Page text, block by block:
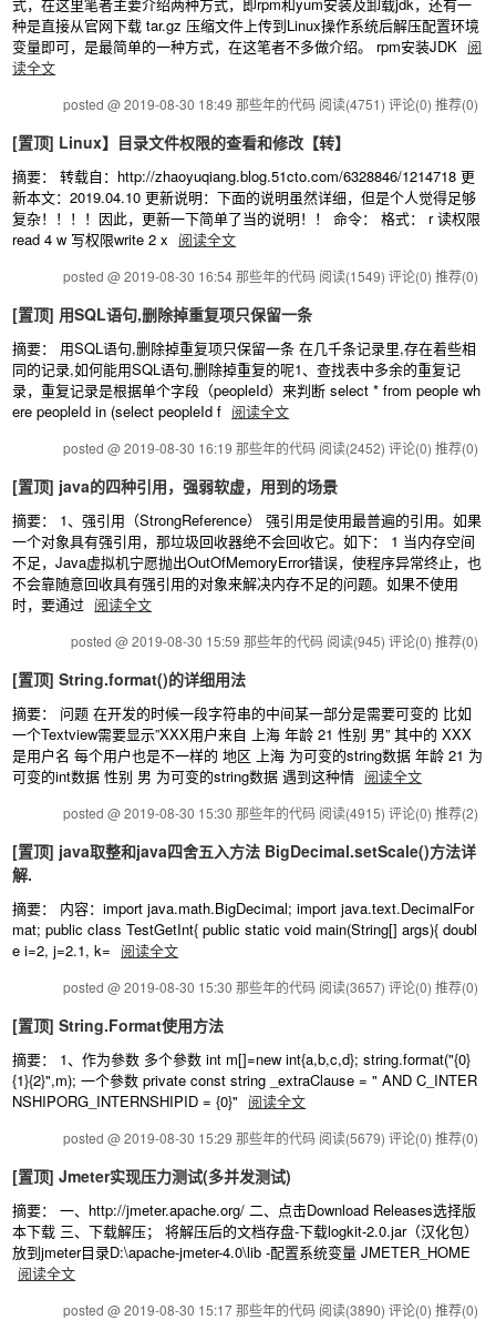
种是直接从官网下载 tar.gz 压缩文件上传到Linux操作系统后解压配置环境
变量即可，是最简单的一种方式，在这笔者不多做介绍。 rpm安装JDK 阅
读全文
posted @ 2019-08-30 18:49 那些年的代码 阅读(4751) 评论(0) 推荐(0)
[置顶] Linux】目录文件权限的查看和修改【转】
摘要： 转载自：http://zhaoyuqiang.blog.51cto.com/6328846/1214718 更
新本文：2019.04.10 更新说明：下面的说明虽然详细，但是个人觉得足够
复杂！！！！因此，更新一下简单了当的说明！！ 命令： 格式： r 读权限
read 4 w 写权限write 2 x 阅读全文
posted @ 2019-08-30 16:54 那些年的代码 阅读(1549) 评论(0) 推荐(0)
[置顶] 用SQL语句,删除掉重复项只保留一条
摘要： 用SQL语句,删除掉重复项只保留一条 在几千条记录里,存在着些相
同的记录,如何能用SQL语句,删除掉重复的呢1、查找表中多余的重复记
录，重复记录是根据单个字段（peopleId）来判断 select * from people wh
ere peopleId in (select peopleId f 阅读全文
posted @ 2019-08-30 16:19 那些年的代码 阅读(2452) 评论(0) 推荐(0)
[置顶] java的四种引用，强弱软虚，用到的场景
摘要： 1、强引用（StrongReference） 强引用是使用最普遍的引用。如果
一个对象具有强引用，那垃圾回收器绝不会回收它。如下： 1 当内存空间
不足，Java虚拟机宁愿抛出OutOfMemoryError错误，使程序异常终止，也
不会靠随意回收具有强引用的对象来解决内存不足的问题。如果不使用
时，要通过 阅读全文
posted @ 2019-08-30 15:59 那些年的代码 阅读(945) 评论(0) 推荐(0)
[置顶] String.format()的详细用法
摘要： 问题 在开发的时候一段字符串的中间某一部分是需要可变的 比如
一个Textview需要显示”XXX用户来自 上海 年龄 21 性别 男” 其中的 XXX
是用户名 每个用户也是不一样的 地区 上海 为可变的string数据 年龄 21 为
可变的int数据 性别 男 为可变的string数据 遇到这种情 阅读全文
posted @ 2019-08-30 15:30 那些年的代码 阅读(4915) 评论(0) 推荐(2)
[置顶] java取整和java四舍五入方法 BigDecimal.setScale()方法详
解.
摘要： 内容：import java.math.BigDecimal; import java.text.DecimalFor
mat; public class TestGetInt{ public static void main(String[] args){ doubl
e i=2, j=2.1, k= 阅读全文
posted @ 2019-08-30 15:30 那些年的代码 阅读(3657) 评论(0) 推荐(0)
[置顶] String.Format使用方法
摘要： 1、作为參数 多个參数 int m[]=new int{a,b,c,d}; string.format("{0}
{1}{2}",m); 一个參数 private const string _extraClause = " AND C_INTER
NSHIPORG_INTERNSHIPID = {0}" 阅读全文
posted @ 2019-08-30 15:29 那些年的代码 阅读(5679) 评论(0) 推荐(0)
[置顶] Jmeter实现压力测试(多并发测试)
摘要： 一、http://jmeter.apache.org/ 二、点击Download Releases选择版
本下载 三、下载解压； 将解压后的文档存盘-下载logkit-2.0.jar（汉化包）
放到jmeter目录D:\apache-jmeter-4.0\lib -配置系统变量 JMETER_HOME
阅读全文
posted @ 2019-08-30 15:17 那些年的代码 阅读(3890) 评论(0) 推荐(0)